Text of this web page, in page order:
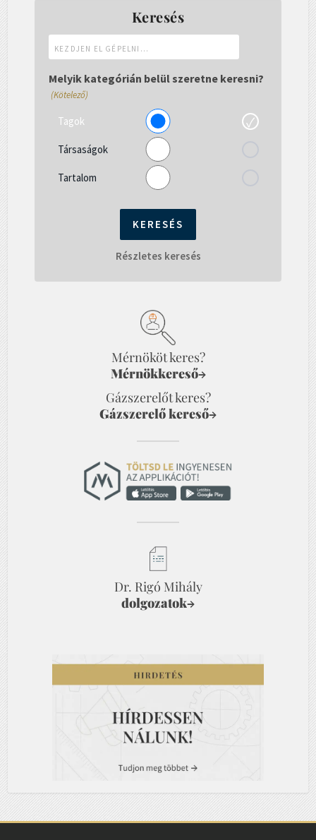
Keresés
el
gépelni...
Melyik kategórián belül szeretne keresni?
(Kötelező)
Tagok
Társaságok
Tartalom
Részletes keresés
Mérnököt keres?
Mérnökkereső→
Gázszerelőt keres?
Gázszerelő kereső→
Dr. Rigó Mihály
dolgozatok→